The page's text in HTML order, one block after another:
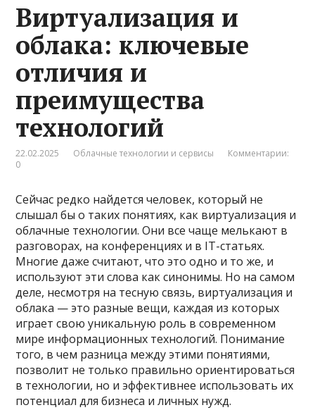
Виртуализация и
облака: ключевые
отличия и
преимущества
технологий
22.02.2025 Облачные технологии и сервисы
Комментарии:
0
Сейчас редко найдется человек, который не
слышал бы о таких понятиях, как виртуализация и
облачные технологии. Они все чаще мелькают в
разговорах, на конференциях и в IT-статьях.
Многие даже считают, что это одно и то же, и
используют эти слова как синонимы. Но на самом
деле, несмотря на тесную связь, виртуализация и
облака — это разные вещи, каждая из которых
играет свою уникальную роль в современном
мире информационных технологий. Понимание
того, в чем разница между этими понятиями,
позволит не только правильно ориентироваться
в технологии, но и эффективнее использовать их
потенциал для бизнеса и личных нужд.